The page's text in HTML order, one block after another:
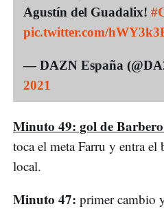
Agustín del Guadalix!
pic.twitter.com/
— DAZN España
2021
Minuto 49: gol de
toca el meta Farru y entra
local.
Minuto 47: primer cambio